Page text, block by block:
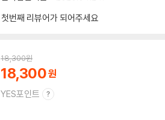
첫번째 리뷰어가 되어주세요
18,300원
18,300
YES포인트